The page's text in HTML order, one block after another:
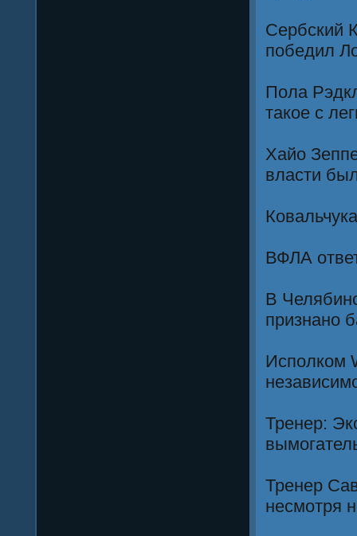
Сербский
победил
Пола
такое с
Хайо
власти
ВФЛА
В
признано
Исполком
Тренер:
Тренер
несмотря